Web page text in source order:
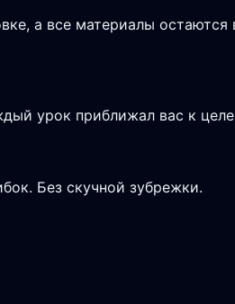
а все материалы
урок приближал вас к
Без скучной зубрежки.